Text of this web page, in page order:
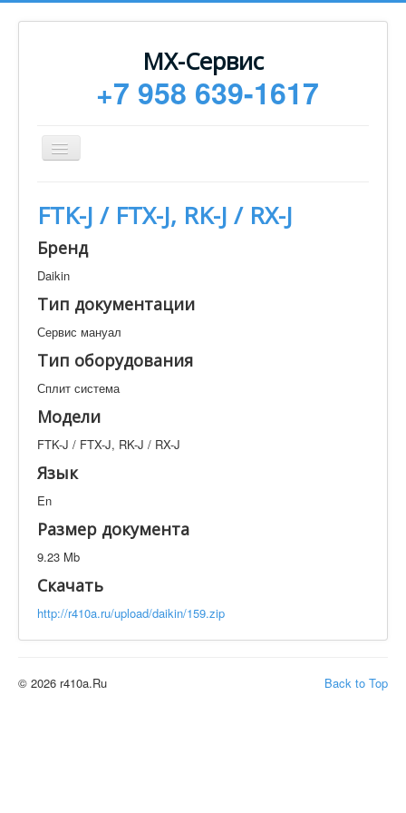
МХ-Сервис
+7 958 639-1617
Toggle
Navigation
Монтаж
Сервисное обслуживание
Техническая документация
Статьи
Техническая документация
Искать
Производитель
Элементов на страницу
FTK-J / FTX-J, RK-J / RX-J
Бренд
Daikin
Тип документации
Сервис мануал
Тип оборудования
Сплит система
Модели
FTK-J / FTX-J, RK-J / RX-J
Язык
En
Размер документа
9.23 Mb
Скачать
http://r410a.ru/upload/daikin/159.zip
Back to Top
© 2026 r410a.Ru